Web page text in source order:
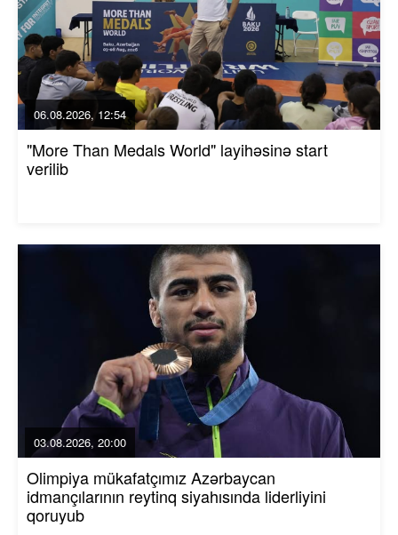
06.08.2026, 12:54
"More Than Medals World" layihəsinə start
verilib
03.08.2026, 20:00
Olimpiya mükafatçımız Azərbaycan
idmançılarının reytinq siyahısında liderliyini
qoruyub